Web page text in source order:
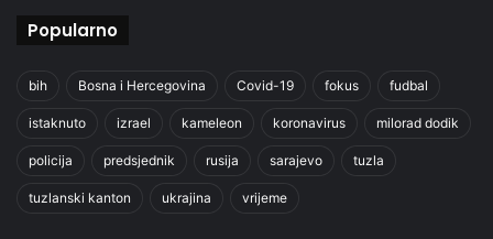
Popularno
bih Bosna i Hercegovina Covid-19 fokus fudbal
istaknuto izrael kameleon koronavirus milorad dodik
policija predsjednik rusija sarajevo tuzla
tuzlanski kanton ukrajina vrijeme